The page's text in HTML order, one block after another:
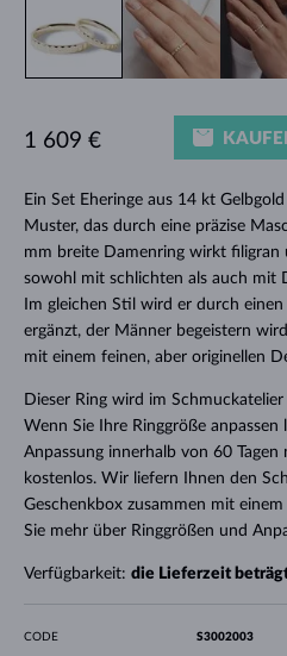
Ein Set Eheringe aus 14 kt
Muster, das durch eine präzise
mm breite Damenring wirkt filigran
sowohl mit schlichten als auch mit
Im gleichen Stil wird er durch
ergänzt, der Männer begeistern
mit einem feinen, aber originellen
Dieser Ring wird im
Wenn Sie Ihre Ringgröße anpassen
Anpassung innerhalb von 60 Tagen
kostenlos. Wir liefern Ihnen den
Geschenkbox zusammen mit
Sie mehr über Ringgrößen und
Verfügbarkeit: die Lieferzeit
1 609 €
CODE S3002003